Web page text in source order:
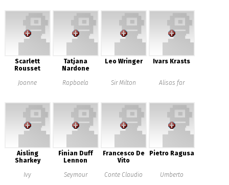
Scarlett
Rousset
Joanne
Tatjana
Nardone
Rapbaela
Leo Wringer
Sir Milton
Ivars Krasts
Alisas far
Aisling
Sharkey
Ivy
Finian Duff
Lennon
Seymour
Francesco De
Vito
Conte Claudio
Pietro Ragusa
Umberto